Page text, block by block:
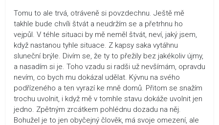
Tomu to ale trvá, otráveně si povzdechnu. Ještě mě
takhle bude chvíli štvát a neudržím se a přetrhnu ho
vejpůl. V téhle situaci by mě neměl štvát, neví, jaký jsem,
když nastanou tyhle situace. Z kapsy saka vytáhnu
sluneční brýle. Divím se, že ty to přežily bez jakékoliv újmy,
a nasadím si je. Toho vzadu si radši už nevšímám, opravdu
nevím, co bych mu dokázal udělat. Kývnu na svého
podřízeného a ten vyrazí ke mně domů. Přitom se snažím
trochu uvolnit, i když mě v tomhle stavu dokáže uvolnit jen
jedno. Zpětným zrcátkem pohlédnu dozadu na něj.
Bohužel je to jen obyčejný člověk, má svoje omezení, ale